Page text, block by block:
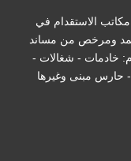
مكاتب الاستقدام في
ومرخص من مساند
خادمات - شغالات -
حارس مبنى وغيرها